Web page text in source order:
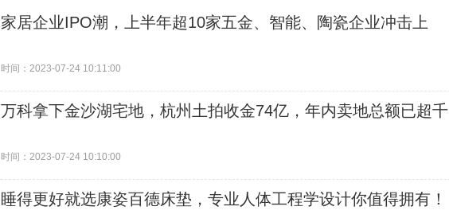
家居企业IPO潮，上半年超10家五金、智能、陶瓷企业冲击上
时间：2023-07-24 10:11:00
万科拿下金沙湖宅地，杭州土拍收金74亿，年内卖地总额已超千
时间：2023-07-24 10:10:00
睡得更好就选康姿百德床垫，专业人体工程学设计你值得拥有！